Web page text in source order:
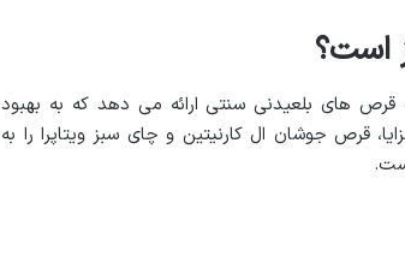
است؟
های بلعیدنی سنتی ارائه می دهد که به بهبود
قرص جوشان ال کارنیتین و چای سبز ویتاپرا را به